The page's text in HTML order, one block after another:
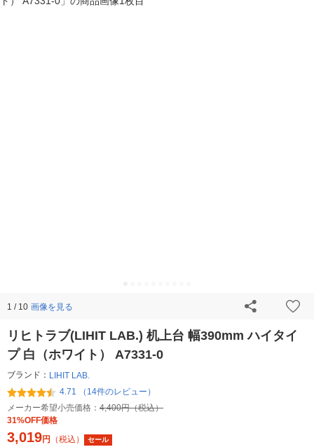
1 / 10 画像を見る
リヒトラブ(LIHIT LAB.) 机上台 幅390mm ハイタイ
プ 白（ホワイト） A7331-0
ブランド： LIHIT LAB.
4.71 （14件のレビュー）
メーカー希望小売価格： 4,400円（税込）
31%OFF価格
3,019円 （税込） セール